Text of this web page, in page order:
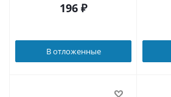
196 ₽
В отложенные